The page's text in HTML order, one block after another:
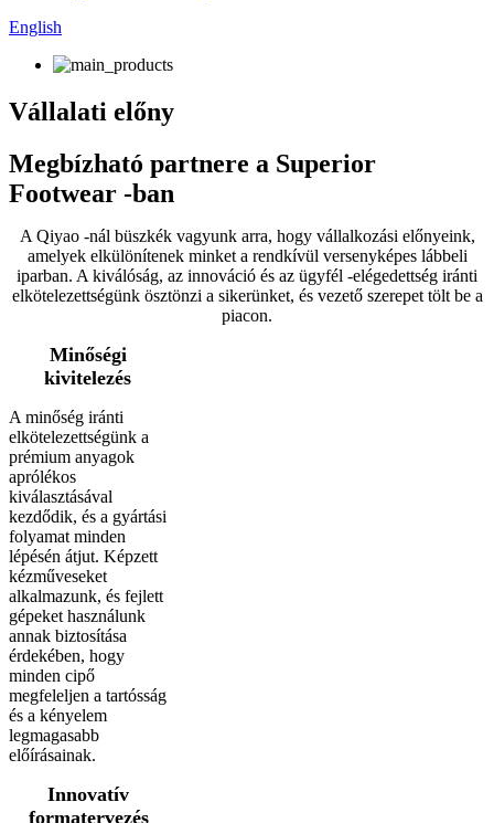
English
Vállalati előny
Megbízható partnere a Superior
Footwear -ban
A Qiyao -nál büszkék vagyunk arra, hogy vállalkozási előnyeink,
amelyek elkülönítenek minket a rendkívül versenyképes lábbeli
iparban. A kiválóság, az innováció és az ügyfél -elégedettség iránti
elkötelezettségünk ösztönzi a sikerünket, és vezető szerepet tölt be a
piacon.
Minőségi
kivitelezés
A minőség iránti
elkötelezettségünk a
prémium anyagok
aprólékos
kiválasztásával
kezdődik, és a gyártási
folyamat minden
lépésén átjut. Képzett
kézműveseket
alkalmazunk, és fejlett
gépeket használunk
annak biztosítása
érdekében, hogy
minden cipő
megfeleljen a tartósság
és a kényelem
legmagasabb
előírásainak.
Innovatív
formatervezés